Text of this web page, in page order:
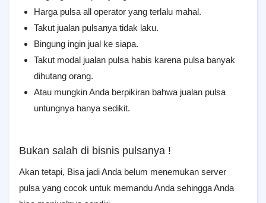
Harga pulsa all operator yang terlalu mahal.
Takut jualan pulsanya tidak laku.
Bingung ingin jual ke siapa.
Takut modal jualan pulsa habis karena pulsa banyak
dihutang orang.
Atau mungkin Anda berpikiran bahwa jualan pulsa
untungnya hanya sedikit.
Bukan salah di bisnis pulsanya !
Akan tetapi, Bisa jadi Anda belum menemukan server
pulsa yang cocok untuk memandu Anda sehingga Anda